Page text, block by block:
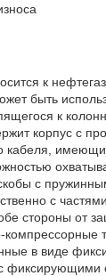
к
быть
к
корпус с
кабеля,
с
с
стороны от
в виде
фиксирующими